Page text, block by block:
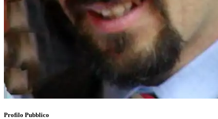
Profilo Pubblico